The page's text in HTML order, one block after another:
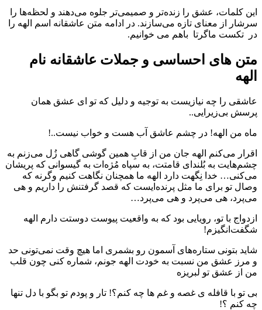
این کلمات، عشق را زنده‌تر و صمیمی‌تر جلوه می‌دهند و لحظه‌ها را
سرشار از معنای تازه می‌سازند. در ادامه متن عاشقانه اسم الهه را
در تکست ماگرتا باهم می خوانیم.
متن های احساسی و جملات عاشقانه نام
الهه
عاشقی را چه نیازیست به توجیه و دلیل که تو ای عشق همان
پرسش بی‌زیرایی..
ماه من الهه! در چشم عاشق آب هست و خواب نیست..!
اقرار می‌کنم الهه جان من از قابِ همین گوشی گاهی زُل می‌زنم به
چشم‌هایت به بُلندای قامتت، به سپاه مُژه‌ات به گیسوانی که پریشان
می‌کنی… خدا نِگهت دارد الهه ما همچنان نگاهت کنیم وگرنه که
وصال تو برای ما مثل پرنده‌ایست که قصد گرفتنش را داریم و هی
می‌پرد، هی می‌پرد و هی می‌پرد…
ازدواج با تو، رویایی بود که به واقعیت پیوست دوستت دارم الهه
شگفت‌انگیزم!
شاید بتونی ستاره‌های آسمون رو بشمری اما هیچ وقت نمی‌تونی حد
و مرز عشق من نسبت به خودت الهه جونم، شماره کنی چون قلب
من از عشق تو لبریزه
بی تو با قافله ی غصه و غم ها چه کنم؟! تار و پودم تو بگو با دل تنها
چه کنم ؟!